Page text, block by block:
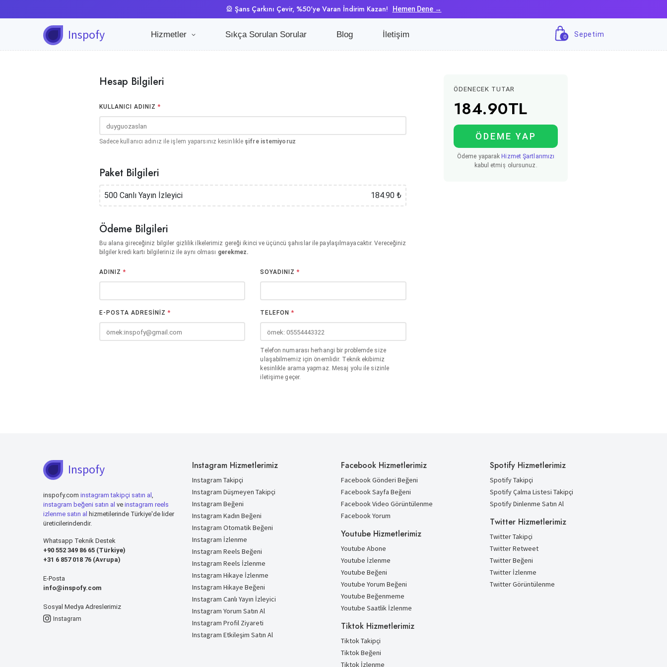
🎡 Şans Çarkını Çevir, %50'ye Varan İndirim Kazan! Hemen Dene →
Inspofy Hizmetler Sıkça Sorulan Sorular Blog İletişim 0 Sepetim
Hesap Bilgileri
KULLANICI ADINIZ*
Sadece kullanıcı adınız ile işlem yaparsınız kesinlikle şifre istemiyoruz
Paket Bilgileri
500 Canlı Yayın İzleyici 184.90 ₺
Ödeme Bilgileri
Bu alana gireceğiniz bilgiler gizlilik ilkelerimiz gereği ikinci ve üçüncü şahıslar ile paylaşılmayacaktır. Vereceğiniz
bilgiler kredi kartı bilgileriniz ile aynı olması gerekmez.
ADINIZ* SOYADINIZ*
E-POSTA ADRESİNİZ* TELEFON*
Telefon numarası herhangi bir problemde size
ulaşabilmemiz için önemlidir. Teknik ekibimiz
kesinlikle arama yapmaz. Mesaj yolu ile sizinle
iletişime geçer.
ÖDENECEK TUTAR
184.90TL
ÖDEME YAP
Ödeme yaparak Hizmet Şartlarımızı
kabul etmiş olursunuz.
Inspofy
inspofy.com instagram takipçi satın al ,
instagram beğeni satın al ve instagram reels
izlenme satın al hizmetilerinde Türkiye'de lider
üreticilerindendir.
Whatsapp Teknik Destek
+90 552 349 86 65 (Türkiye)
+31 6 857 018 76 (Avrupa)
E-Posta
info@inspofy.com
Sosyal Medya Adreslerimiz
Instagram
Instagram Hizmetlerimiz
Instagram Takipçi
Instagram Düşmeyen Takipçi
Instagram Beğeni
Instagram Kadın Beğeni
Instagram Otomatik Beğeni
Instagram İzlenme
Instagram Reels Beğeni
Instagram Reels İzlenme
Instagram Hikaye İzlenme
Instagram Hikaye Beğeni
Instagram Canlı Yayın İzleyici
Instagram Yorum Satın Al
Instagram Profil Ziyareti
Instagram Etkileşim Satın Al
Facebook Hizmetlerimiz
Facebook Gönderi Beğeni
Facebook Sayfa Beğeni
Facebook Video Görüntülenme
Facebook Yorum
Youtube Hizmetlerimiz
Youtube Abone
Youtube İzlenme
Youtube Beğeni
Youtube Yorum Beğeni
Youtube Beğenmeme
Youtube Saatlik İzlenme
Tiktok Hizmetlerimiz
Tiktok Takipçi
Tiktok Beğeni
Tiktok İzlenme
Spotify Hizmetlerimiz
Spotify Takipçi
Spotify Çalma Listesi Takipçi
Spotify Dinlenme Satın Al
Twitter Hizmetlerimiz
Twitter Takipçi
Twitter Retweet
Twitter Beğeni
Twitter İzlenme
Twitter Görüntülenme